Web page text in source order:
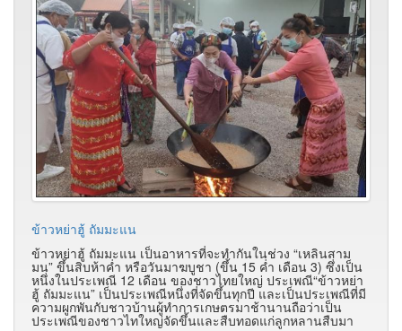
ข้าวหย่าฮู้ ถัมมะแน
ข้าวหย่าฮู้ ถัมมะแน เป็นอาหารที่จะทำกันในช่วง “เหลินสาม
มน” ขึ้นสิบห้าค่ำ หรือวันมาฆบูชา (ขึ้น 15 ค่ำ เดือน 3) ซึ่งเป็น
หนึ่งในประเพณี 12 เดือน ของชาวไทยใหญ่ ประเพณี“ข้าวหย่า
ฮู้ ถัมมะแน” เป็นประเพณีหนึ่งที่จัดขึ้นทุกปี และเป็นประเพณีที่มี
ความผูกพันกับชาวบ้านผู้ทำการเกษตรมาช้านานถือว่าเป็น
ประเพณีของชาวไทใหญ่จัดขึ้นและสืบทอดแก่ลูกหลานสืบมา